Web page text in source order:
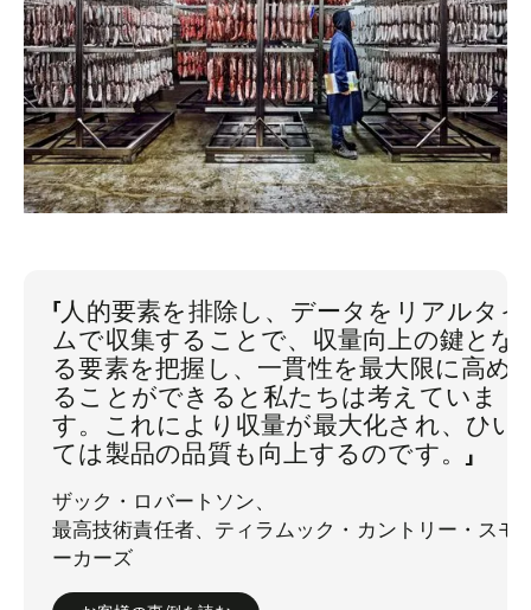
「人的要素を排除し、データをリアルタイ
ムで収集することで、収量向上の鍵とな
る要素を把握し、一貫性を最大限に高め
ることができると私たちは考えていま
す。これにより収量が最大化され、ひい
ては製品の品質も向上するのです。」
ザック・ロバートソン、
最高技術責任者、ティラムック・カントリー・スモ
ーカーズ